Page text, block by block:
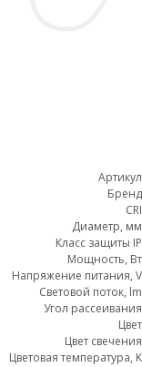
Диаметр,
Класс защиты
Мощность,
Напряжение питания,
Световой поток,
Угол
Цвет
Цветовая температура,